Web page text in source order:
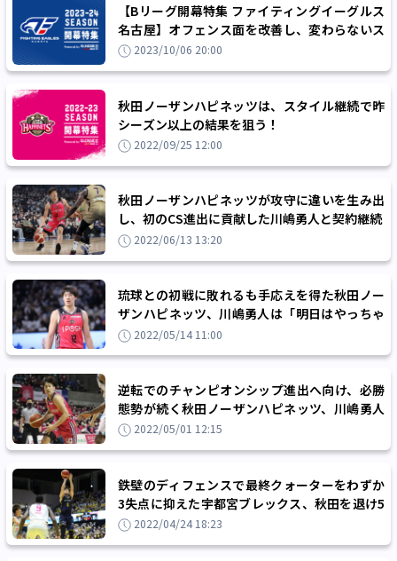
【Bリーグ開幕特集 ファイティングイーグルス
名古屋】オフェンス面を改善し、変わらないス
タイルで飛躍のシーズンを！
2023/10/06 20:00
秋田ノーザンハピネッツは、スタイル継続で昨
シーズン以上の結果を狙う！
2022/09/25 12:00
秋田ノーザンハピネッツが攻守に違いを生み出
し、初のCS進出に貢献した川嶋勇人と契約継続
2022/06/13 13:20
琉球との初戦に敗れるも手応えを得た秋田ノー
ザンハピネッツ、川嶋勇人は「明日はやっちゃ
います」と逆襲を誓う
2022/05/14 11:00
逆転でのチャンピオンシップ進出へ向け、必勝
態勢が続く秋田ノーザンハピネッツ、川嶋勇人
「この状況を楽しみたい」
2022/05/01 12:15
鉄壁のディフェンスで最終クォーターをわずか
3失点に抑えた宇都宮ブレックス、秋田を退け5
連勝2022/04/24 18:23